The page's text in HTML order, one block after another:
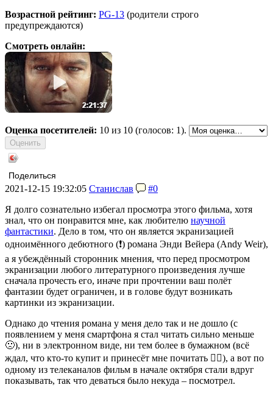
Возрастной рейтинг: PG-13 (родители строго
предупреждаются)
Смотреть онлайн:
Оценка посетителей: 10 из 10 (голосов: 1).
Поделиться
2021-12-15 19:32:05 Станислав
#0
Я долго сознательно избегал просмотра этого фильма, хотя
знал, что он понравится мне, как любителю научной
фантастики. Дело в том, что он является экранизацией
одноимённого дебютного (❗) романа Энди Вейера (Andy Weir),
а я убеждённый сторонник мнения, что перед просмотром
экранизации любого литературного произведения лучше
сначала прочесть его, иначе при прочтении ваш полёт
фантазии будет ограничен, и в голове будут возникать
картинки из экранизации.
Однако до чтения романа у меня дело так и не дошло (с
появлением у меня смартфона я стал читать сильно меньше
🙁), ни в электронном виде, ни тем более в бумажном (всё
ждал, что кто-то купит и принесёт мне почитать 🤦‍♂), а вот по
одному из телеканалов фильм в начале октября стали вдруг
показывать, так что деваться было некуда – посмотрел.